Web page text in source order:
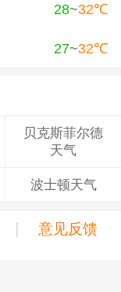
28~32℃
27~32℃
贝克斯菲尔德
天气
波士顿天气
| 意见反馈